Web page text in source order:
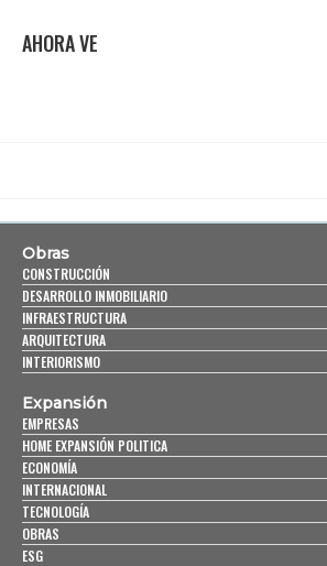
AHORA VE
Obras
CONSTRUCCIÓN
DESARROLLO INMOBILIARIO
INFRAESTRUCTURA
ARQUITECTURA
INTERIORISMO
Expansión
EMPRESAS
HOME EXPANSIÓN POLITICA
ECONOMÍA
INTERNACIONAL
TECNOLOGÍA
OBRAS
ESG